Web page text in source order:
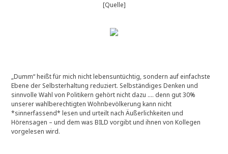
[Quelle]
„Dumm“ heißt für mich nicht lebensuntüchtig, sondern auf einfachste
Ebene der Selbsterhaltung reduziert. Selbständiges Denken und
sinnvolle Wahl von Politikern gehört nicht dazu …. denn gut 30%
unserer wahlberechtigten Wohnbevölkerung kann nicht
*sinnerfassend* lesen und urteilt nach Äußerlichkeiten und
Hörensagen – und dem was BILD vorgibt und ihnen von Kollegen
vorgelesen wird.